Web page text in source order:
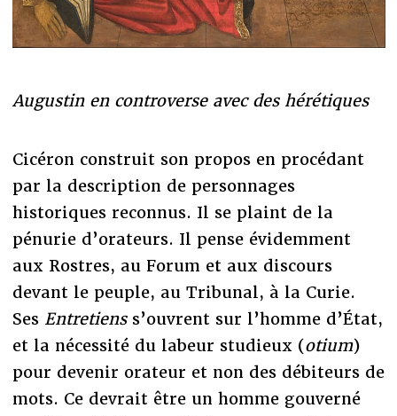
Augustin en controverse avec des hérétiques
Cicéron construit son propos en procédant
par la description de personnages
historiques reconnus. Il se plaint de la
pénurie d’orateurs. Il pense évidemment
aux Rostres, au Forum et aux discours
devant le peuple, au Tribunal, à la Curie.
Ses Entretienss’ouvrent sur l’homme d’État,
et la nécessité du labeur studieux (otium)
pour devenir orateur et non des débiteurs de
mots. Ce devrait être un homme gouverné